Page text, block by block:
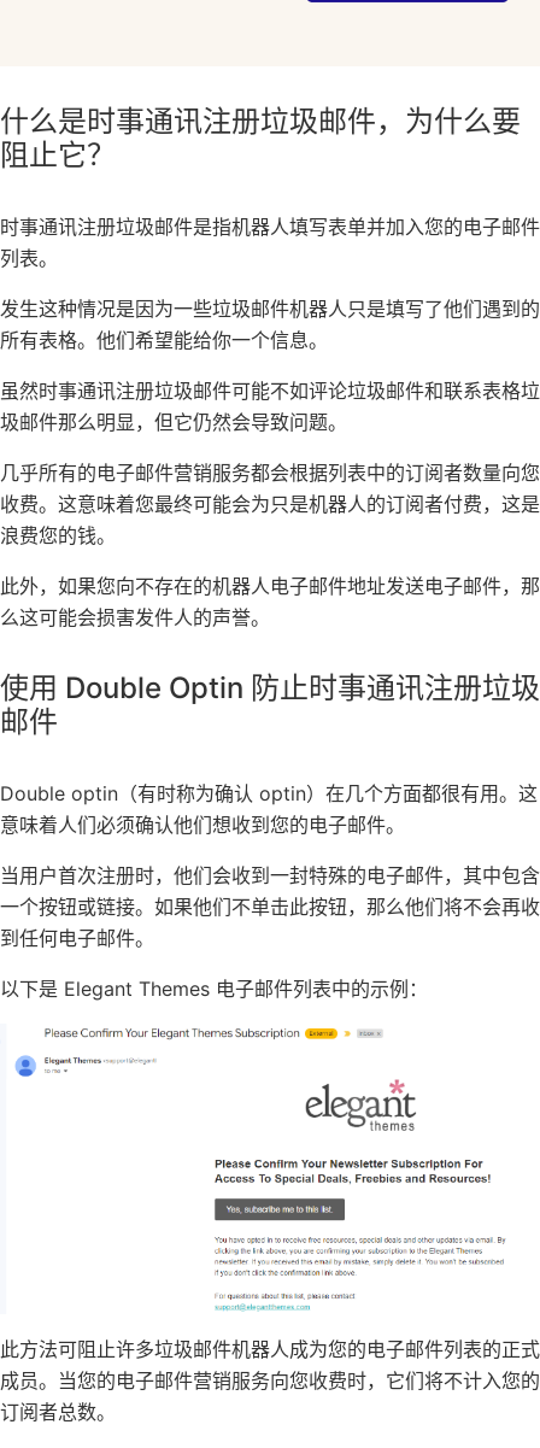
什么是时事通讯注册垃圾邮件，为什么要
阻止它？
时事通讯注册垃圾邮件是指机器人填写表单并加入您的电子邮件
列表。
发生这种情况是因为一些垃圾邮件机器人只是填写了他们遇到的
所有表格。他们希望能给你一个信息。
虽然时事通讯注册垃圾邮件可能不如评论垃圾邮件和联系表格垃
圾邮件那么明显，但它仍然会导致问题。
几乎所有的电子邮件营销服务都会根据列表中的订阅者数量向您
收费。这意味着您最终可能会为只是机器人的订阅者付费，这是
浪费您的钱。
此外，如果您向不存在的机器人电子邮件地址发送电子邮件，那
么这可能会损害发件人的声誉。
使用 Double Optin 防止时事通讯注册垃圾
邮件
Double optin（有时称为确认 optin）在几个方面都很有用。这
意味着人们必须确认他们想收到您的电子邮件。
当用户首次注册时，他们会收到一封特殊的电子邮件，其中包含
一个按钮或链接。如果他们不单击此按钮，那么他们将不会再收
到任何电子邮件。
以下是 Elegant Themes 电子邮件列表中的示例：
此方法可阻止许多垃圾邮件机器人成为您的电子邮件列表的正式
成员。当您的电子邮件营销服务向您收费时，它们将不计入您的
订阅者总数。